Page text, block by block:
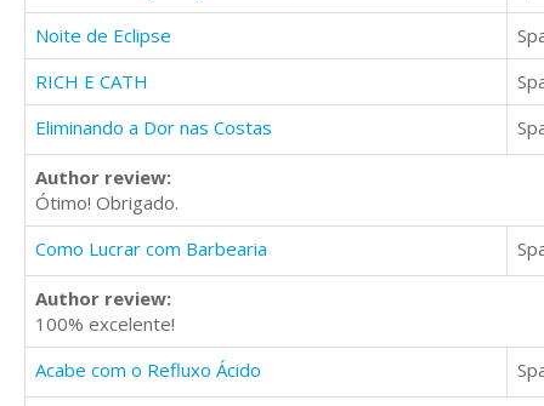
Noite de Eclipse
RICH E CATH
Eliminando a Dor nas Costas
Author review:
Ótimo! Obrigado.
Como Lucrar com Barbearia
Author review:
100% excelente!
Acabe com o Refluxo Ácido